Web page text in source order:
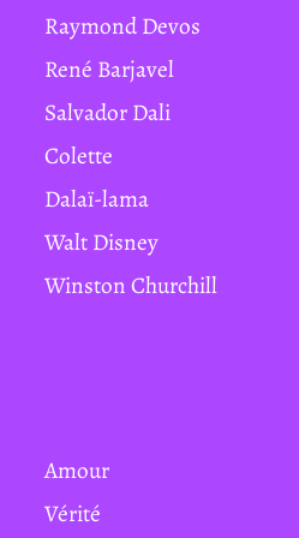
Raymond Devos
René Barjavel
Salvador Dali
Colette
Dalaï-lama
Walt Disney
Winston Churchill
Amour
Vérité